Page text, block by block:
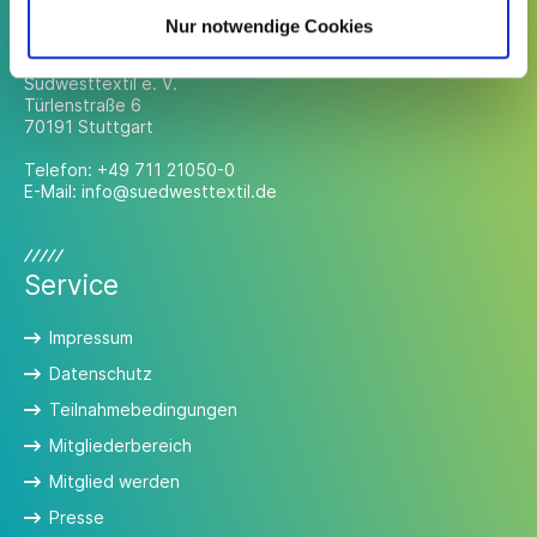
Nur notwendige Cookies
Südwesttextil e. V.
Türlenstraße 6
70191 Stuttgart
Telefon: +49 711 21050-0
E-Mail: info@suedwesttextil.de
Service
Impressum
Datenschutz
Teilnahmebedingungen
Mitgliederbereich
Mitglied werden
Presse